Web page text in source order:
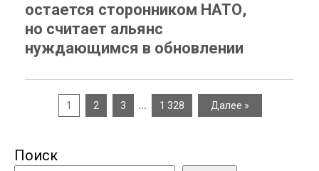
остается сторонником НАТО,
но считает альянс
нуждающимся в обновлении
1 2 3 … 1 328 Далее »
Поиск